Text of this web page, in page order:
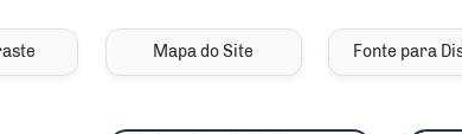
e links de
Mapa do Site Fonte para